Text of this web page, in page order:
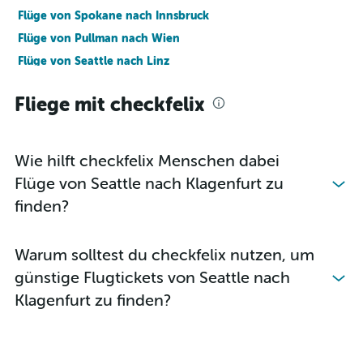
Flüge von Spokane nach Innsbruck
Flüge von Pullman nach Wien
Flüge von Seattle nach Linz
Fliege mit checkfelix
Wie hilft checkfelix Menschen dabei
Flüge von Seattle nach Klagenfurt zu
finden?
Warum solltest du checkfelix nutzen, um
günstige Flugtickets von Seattle nach
Klagenfurt zu finden?